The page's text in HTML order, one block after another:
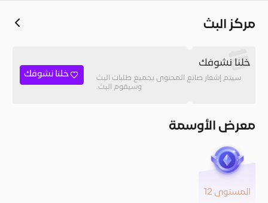
مركز البث
خلنا نشوفك
سيتم إشعار صانع المحتوى بجميع طلبات البث
وسيقوم البث.
خلنا نشوفك
معرض الأوسمة
المستوى 12